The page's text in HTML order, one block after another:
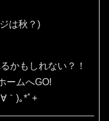
は秋？)
かもしれない？！
ームへGO!
｀⁠)⁠｡⁠*ﾟ⁠+